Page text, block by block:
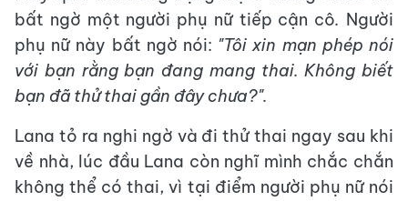
bất ngờ một người phụ nữ tiếp cận cô. Người
phụ nữ này bất ngờ nói: "Tôi xin mạn phép nói
với bạn rằng bạn đang mang thai. Không biết
bạn đã thử thai gần đây chưa?".
Lana tỏ ra nghi ngờ và đi thử thai ngay sau khi
về nhà, lúc đầu Lana còn nghĩ mình chắc chắn
không thể có thai, vì tại điểm người phụ nữ nói